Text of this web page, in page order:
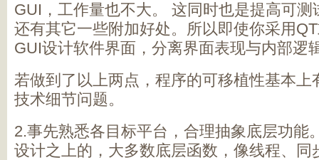
GUI，工作量也不大。 这同时也是提高可
还有其它一些附加好处。所以即使你采用
GUI设计软件界面，分离界面表现与内部逻
若做到了以上两点，程序的可移植性基本上
技术细节问题。
2.事先熟悉各目标平台，合理抽象底层功能
设计之上的，大多数底层函数，像线程、同